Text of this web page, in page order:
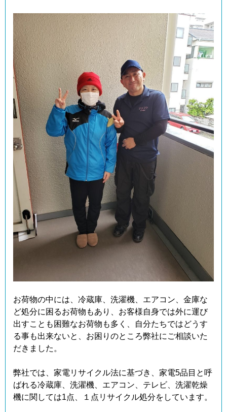
お荷物の中には、冷蔵庫、洗濯機、エアコン、金庫な
ど処分に困るお荷物もあり、お客様自身では外に運び
出すことも困難なお荷物も多く、自分たちではどうす
る事も出来ないと、お困りのところ弊社にご相談いた
だきました。
弊社では、家電リサイクル法に基づき、家電5品目と呼
ばれる冷蔵庫、洗濯機、エアコン、テレビ、洗濯乾燥
機に関しては1点、１点リサイクル処分をしています。